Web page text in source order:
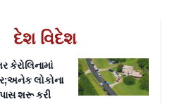
દેશ વિદેશ
કેરોલિનામાં
લોકોના
શરૂ કરી